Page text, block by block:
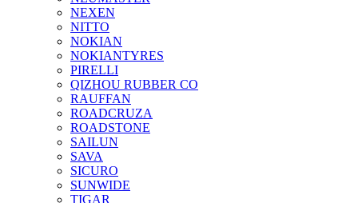
NEXEN
NITTO
NOKIAN
NOKIANTYRES
PIRELLI
QIZHOU RUBBER CO
RAUFFAN
ROADCRUZA
ROADSTONE
SAILUN
SAVA
SICURO
SUNWIDE
TIGAR